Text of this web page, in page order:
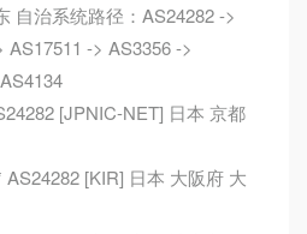
自治系统路径：AS24282 ->
AS17511 -> AS3356 ->
[JPNIC-NET] 日本 京都
[KIR] 日本 大阪府 大